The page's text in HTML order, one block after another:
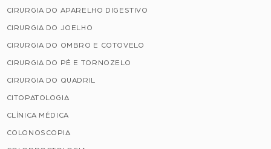
CIRURGIA DO APARELHO DIGESTIVO
CIRURGIA DO JOELHO
CIRURGIA DO OMBRO E COTOVELO
CIRURGIA DO PÉ E TORNOZELO
CIRURGIA DO QUADRIL
CITOPATOLOGIA
CLÍNICA MÉDICA
COLONOSCOPIA